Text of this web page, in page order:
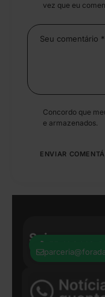
vez que eu
Concordo que
e armazenados.
Seja nosso